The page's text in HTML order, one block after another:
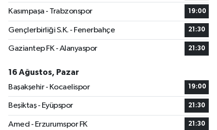
Kasımpaşa - Trabzonspor 19:00
Gençlerbirliği S.K. - Fenerbahçe 21:30
Gaziantep FK - Alanyaspor 21:30
16 Ağustos, Pazar
Başakşehir - Kocaelispor
19:00
Beşiktaş - Eyüpspor 21:30
Amed - Erzurumspor FK 21:30